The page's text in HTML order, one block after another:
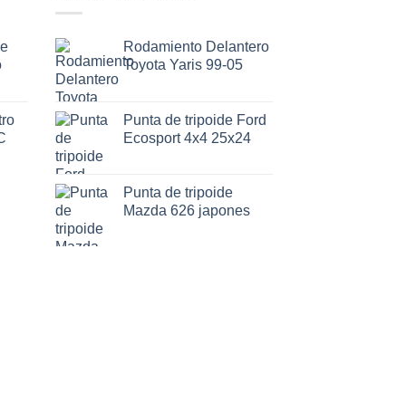
Rodamiento Delantero
Toyota Yaris 99-05
Punta de tripoide Ford
Ecosport 4x4 25x24
Punta de tripoide
Mazda 626 japones